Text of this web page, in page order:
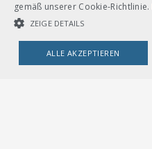
VERBAND ÖFFENTLICHER VERKEHR
Dählhölzliweg 12
CH-3005 Bern
gemäß unserer Cookie-Richtlinie.
ZEIGE DETAILS
ALLE AKZEPTIEREN